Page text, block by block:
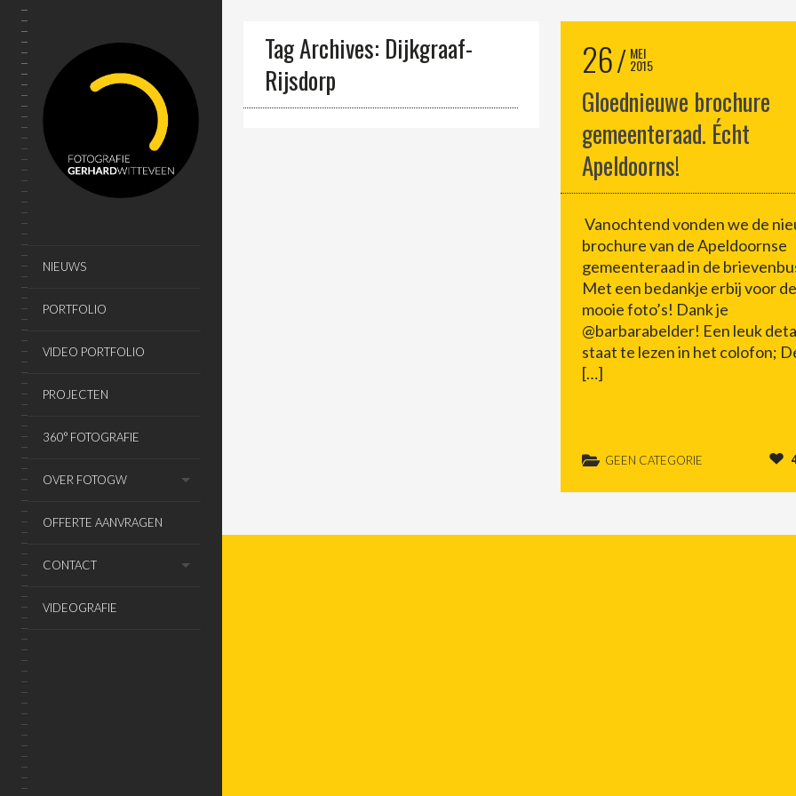
NIEUWS
PORTFOLIO
VIDEO PORTFOLIO
PROJECTEN
360° FOTOGRAFIE
OVER FOTOGW
OFFERTE AANVRAGEN
CONTACT
VIDEOGRAFIE
Tag Archives: Dijkgraaf-
Rijsdorp
26 MEI
2015
Gloednieuwe brochure
gemeenteraad. Écht
Apeldoorns!
Vanochtend vonden we de
brochure van de Apeldoornse
gemeenteraad in de
Met een bedankje erbij voor de
mooie foto’s! Dank je
@barbarabelder! Een leuk
staat te lezen in het colofon;
[…]
GEEN CATEGORIE